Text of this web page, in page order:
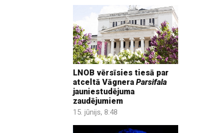
LNOB vērsīsies tiesā par
atceltā Vāgnera Parsifala
jauniestudējuma
zaudējumiem
15. jūnijs, 8:48